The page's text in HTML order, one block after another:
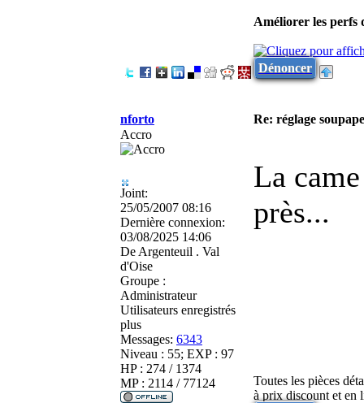
Améliorer les perfs
Dénoncer
nforto
Re: réglage
Accro
Joint:
25/05/2007 08:16
Dernière connexion:
03/08/2025 14:06
De Argenteuil . Val
d'Oise
Groupe :
Administrateur
Utilisateurs enregistrés
plus
Messages: 6343
Niveau : 55; EXP : 97
HP : 274 / 1374
MP : 2114 / 77124
La
près...
Toutes les pièces
à prix discount et